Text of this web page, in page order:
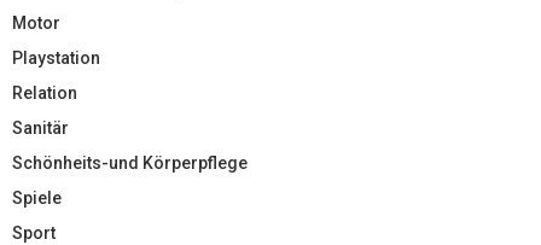
Motor
Playstation
Relation
Sanitär
Schönheits-und Körperpflege
Spiele
Sport